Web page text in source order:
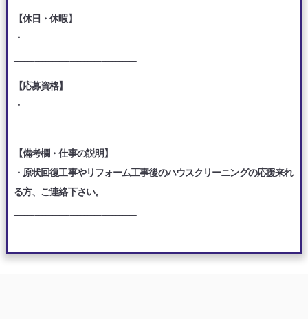
【休日・休暇】
・
【応募資格】
・
【備考欄・仕事の説明】
・原状回復工事やリフォーム工事後のハウスクリーニングの応援来れ
る方、ご連絡下さい。